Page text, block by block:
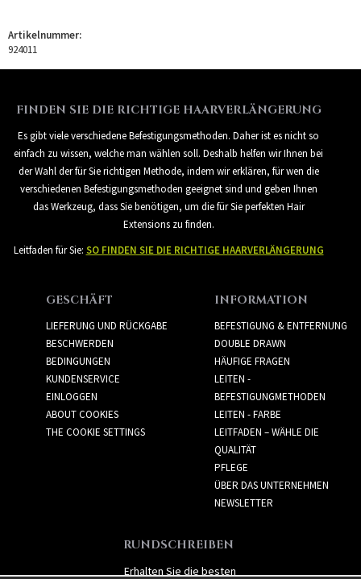
Artikelnummer:
924011
FINDEN SIE DIE RICHTIGE HAARVERLÄNGERUNG
Es gibt viele verschiedene Befestigungsmethoden. Daher ist es nicht so
einfach zu wissen, welche man wählen soll. Deshalb helfen wir Ihnen bei
der Wahl der für Sie richtigen Methode, indem wir erklären, für wen die
verschiedenen Befestigungsmethoden geeignet sind und geben Ihnen
das Werkzeug, dass Sie benötigen, um die für Sie perfekten Hair
Extensions zu finden.
Leitfaden für Sie: SO FINDEN SIE DIE RICHTIGE HAARVERLÄNGERUNG
GESCHÄFT
LIEFERUNG UND RÜCKGABE
BESCHWERDEN
BEDINGUNGEN
KUNDENSERVICE
EINLOGGEN
ABOUT COOKIES
THE COOKIE SETTINGS
INFORMATION
BEFESTIGUNG & ENTFERNUNG
DOUBLE DRAWN
HÄUFIGE FRAGEN
LEITEN -
BEFESTIGUNGMETHODEN
LEITEN - FARBE
LEITFADEN – WÄHLE DIE
QUALITÄT
PFLEGE
ÜBER DAS UNTERNEHMEN
NEWSLETTER
RUNDSCHREIBEN
Erhalten Sie die besten